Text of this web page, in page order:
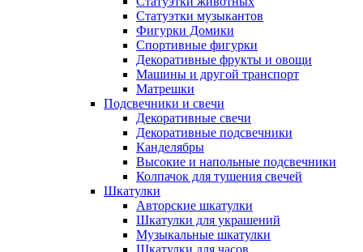
Статуэтки музыкантов
Фигурки Домики
Спортивные фигурки
Декоративные фрукты и овощи
Машины и другой транспорт
Матрешки
Подсвечники и свечи
Декоративные свечи
Декоративные подсвечники
Канделябры
Высокие и напольные подсвечники
Колпачок для тушения свечей
Шкатулки
Авторские шкатулки
Шкатулки для украшений
Музыкальные шкатулки
Шкатулки для часов